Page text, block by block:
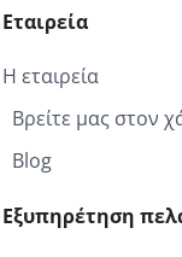
Εταιρεία
Η εταιρεία
Βρείτε μας στον
Blog
Εξυπηρέτηση